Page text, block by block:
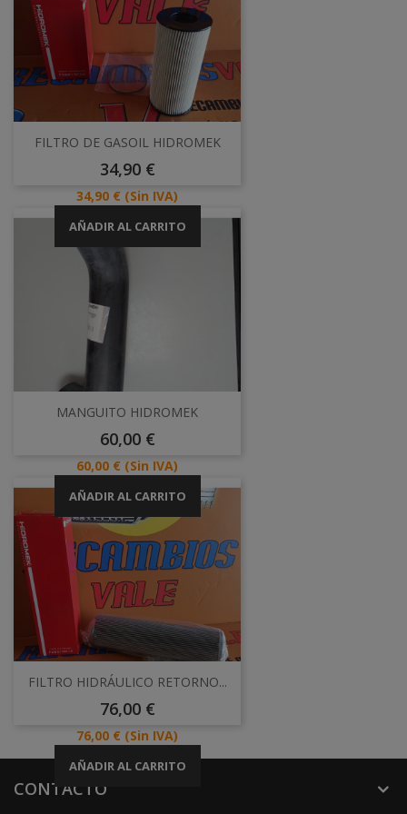
FILTRO DE GASOIL HIDROMEK
Precio
34,90 €
Precio
34,90 € (Sin IVA)
AÑADIR AL CARRITO
MANGUITO HIDROMEK
Precio
60,00 €
Precio
60,00 € (Sin IVA)
AÑADIR AL CARRITO
FILTRO HIDRÁULICO RETORNO...
Precio
76,00 €
Precio
76,00 € (Sin IVA)
AÑADIR AL CARRITO
CONTACTO